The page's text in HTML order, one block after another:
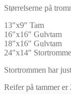
Størrelserne på
13″x9″ Tam
16″x16″ Gulvtam
18″x16″ Gulvtam
24″x14″ Stortromme
Stortrommen har
Reifer på tammer